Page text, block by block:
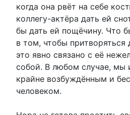
когда она рвёт на себе
коллегу-актёра дать ей
бы дать ей пощёчину. Что
в том, чтобы
это явно связано с её
собой. В любом случае, мы
крайне возбуждённым и
человеком.